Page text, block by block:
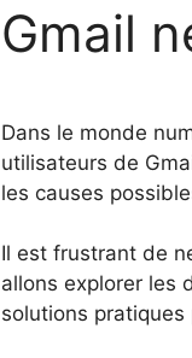
Gmail
Dans le monde
utilisateurs de
les causes
Il est frustrant de
allons explorer les
solutions